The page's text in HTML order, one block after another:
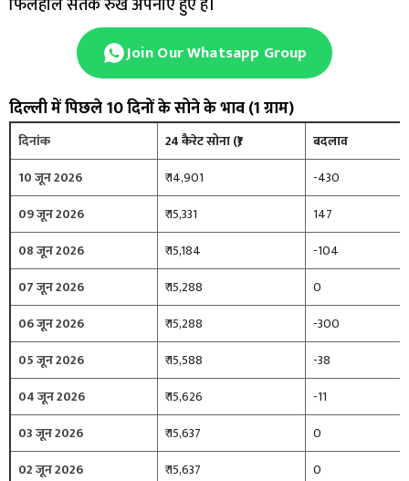
Join Our Whatsapp Group
दिल्ली में पिछले 10 दिनों के सोने के भाव (1 ग्राम)
दिनांक 24 कैरेट सोना (₹)
बदलाव
10 जून 2026
₹ 14,901
-430
09 जून 2026
₹ 15,331
147
08 जून 2026
₹ 15,184
-104
07 जून 2026
₹ 15,288
0
06 जून 2026
₹ 15,288
-300
05 जून 2026
₹ 15,588
-38
04 जून 2026
₹ 15,626
-11
03 जून 2026
₹ 15,637
0
02 जून 2026
₹ 15,637
0